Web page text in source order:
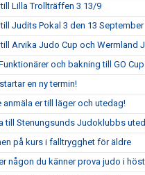
Lilla Trollträffen 3 13/9
Judits Pokal 3 den 13 September
Arvika Judo Cup och Wermland
och bakning till GO
en ny termin!
anmäla er till läger och utedag!
till Stenungsunds Judoklubbs
på kurs i falltrygghet för äldre
någon du känner prova judo i